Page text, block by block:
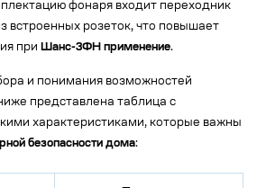
фонаря входит переходник
встроенных розеток, что повышает
при Шанс-3ФН применение.
и понимания возможностей
представлена таблица с
характеристиками, которые важны
безопасности дома: